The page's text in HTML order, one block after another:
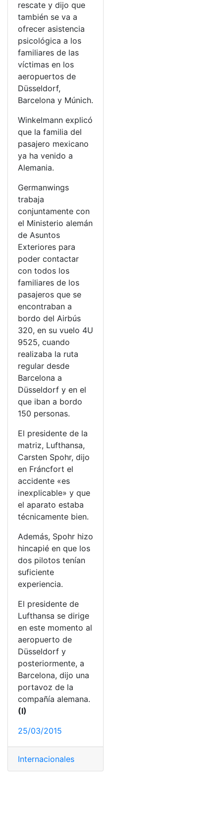
rescate y dijo que
también se va a
ofrecer asistencia
psicológica a los
familiares de las
víctimas en los
aeropuertos de
Düsseldorf,
Barcelona y Múnich.
Winkelmann explicó
que la familia del
pasajero mexicano
ya ha venido a
Alemania.
Germanwings
trabaja
conjuntamente con
el Ministerio alemán
de Asuntos
Exteriores para
poder contactar
con todos los
familiares de los
pasajeros que se
encontraban a
bordo del Airbús
320, en su vuelo 4U
9525, cuando
realizaba la ruta
regular desde
Barcelona a
Düsseldorf y en el
que iban a bordo
150 personas.
El presidente de la
matriz, Lufthansa,
Carsten Spohr, dijo
en Fráncfort el
accidente «es
inexplicable» y que
el aparato estaba
técnicamente bien.
Además, Spohr hizo
hincapié en que los
dos pilotos tenían
suficiente
experiencia.
El presidente de
Lufthansa se dirige
en este momento al
aeropuerto de
Düsseldorf y
posteriormente, a
Barcelona, dijo una
portavoz de la
compañía alemana.
(I)
25/03/2015
Internacionales